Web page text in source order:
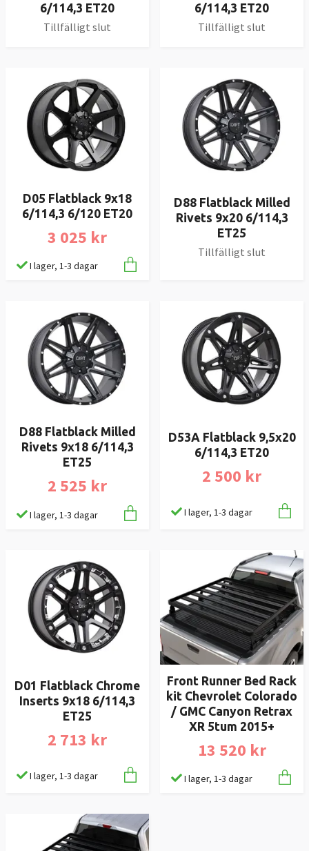
6/114,3 ET20
Tillfälligt slut
6/114,3 ET20
Tillfälligt slut
D05 Flatblack 9x18
6/114,3 6/120 ET20
3 025 kr
I lager, 1-3 dagar
D88 Flatblack Milled
Rivets 9x20 6/114,3
ET25
Tillfälligt slut
D88 Flatblack Milled
Rivets 9x18 6/114,3
ET25
2 525 kr
I lager, 1-3 dagar
D53A Flatblack 9,5x20
6/114,3 ET20
2 500 kr
I lager, 1-3 dagar
D01 Flatblack Chrome
Inserts 9x18 6/114,3
ET25
2 713 kr
I lager, 1-3 dagar
Front Runner Bed Rack
kit Chevrolet Colorado
/ GMC Canyon Retrax
XR 5tum 2015+
13 520 kr
I lager, 1-3 dagar